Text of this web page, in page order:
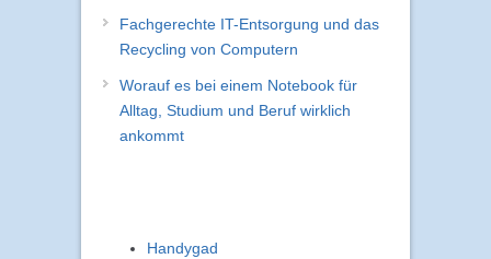
Fachgerechte IT-Entsorgung und das
Recycling von Computern
Worauf es bei einem Notebook für
Alltag, Studium und Beruf wirklich
ankommt
Handygad